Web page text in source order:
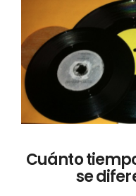
Cuánto
se